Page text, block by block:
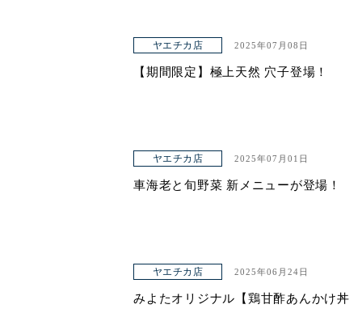
ヤエチカ店 2025年07月08日
【期間限定】極上天然 穴子登場！
ヤエチカ店 2025年07月01日
車海老と旬野菜 新メニューが登場！
ヤエチカ店 2025年06月24日
みよたオリジナル【鶏甘酢あんかけ丼